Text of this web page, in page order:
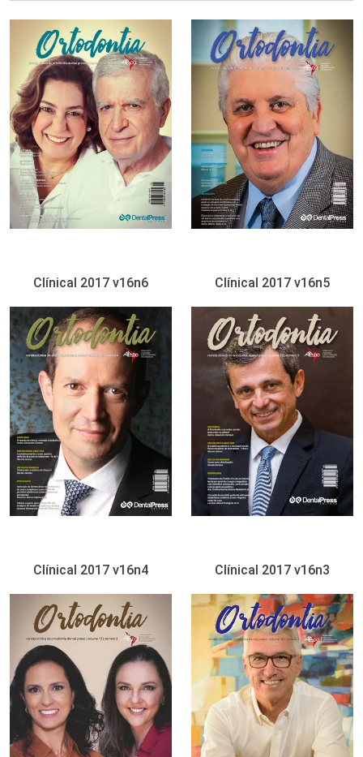
Clínical 2017 v16n6 Clínical 2017 v16n5
Clínical 2017 v16n4 Clínical 2017 v16n3